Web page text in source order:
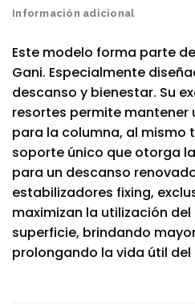
Información adicional
Este modelo forma parte
Gani. Especialmente
descanso y bienestar. Su
resortes permite
para la columna, al mismo
soporte único que otorga
para un descanso
estabilizadores fixing,
maximizan la utilización
superficie, brindando
prolongando la vida útil